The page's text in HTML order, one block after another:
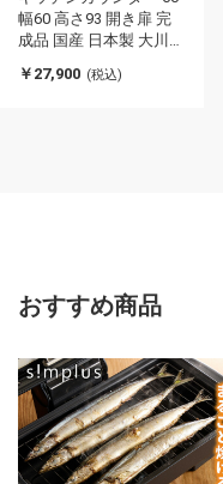
幅60 高さ93 開き扉 完
成品 国産 日本製 大川家
テーブル 食器棚 キッチ
￥27,900 (税込)
おすすめ商品